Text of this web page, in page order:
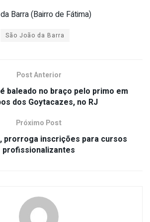
Barra (Bairro de Fátima)
São João da Barra
Post Anterior
baleado no braço pelo primo em
dos Goytacazes, no RJ
Próximo Post
prorroga inscrições para cursos
profissionalizantes